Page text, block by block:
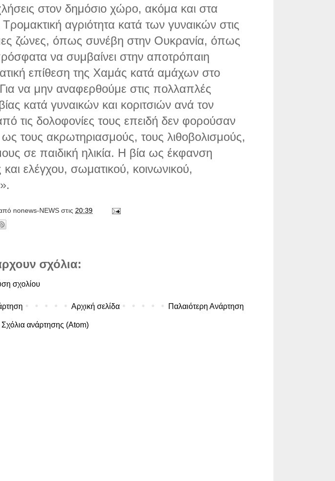
στον δημόσιο χώρο, ακόμα και στα
Τρομακτική αγριότητα κατά των γυναικών στις
ζώνες, όπως συνέβη στην Ουκρανία, όπως
να συμβαίνει στην αποτρόπαιη
επίθεση της Χαμάς κατά αμάχων στο
να μην αναφερθούμε στις πολλαπλές
κατά γυναικών και κοριτσιών ανά τον
τις δολοφονίες τους επειδή δεν φορούσαν
ως τους ακρωτηριασμούς, τους λιθοβολισμούς,
σε παιδική ηλικία. Η βία ως έκφανση
και ελέγχου, σωματικού, κοινωνικού,
nonews-NEWS στις 20:39
σχόλια:
σχολίου
Παλαιότερη Ανάρτηση
Αρχική σελίδα
Σχόλια ανάρτησης (Atom)